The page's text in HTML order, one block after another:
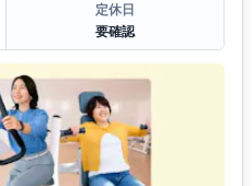
定休日
要確認